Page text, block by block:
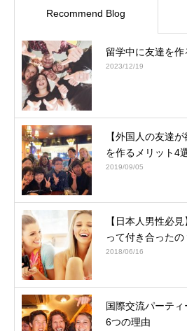
Recommend Blog
留学中に友達を
2023/12/19
【外国人の友達
を作るメリット4
2019/09/05
【日本人男性必
って付き合った
2018/06/16
国際交流パーテ
6つの理由